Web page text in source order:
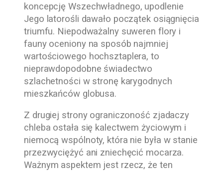
koncepcję Wszechwładnego, upodlenie
Jego latorośli dawało początek osiągnięcia
triumfu. Niepodważalny suweren flory i
fauny oceniony na sposób najmniej
wartościowego hochsztaplera, to
nieprawdopodobne świadectwo
szlachetności w stronę karygodnych
mieszkańców globusa.
Z drugiej strony ograniczoność zjadaczy
chleba ostała się kalectwem życiowym i
niemocą wspólnoty, która nie była w stanie
przezwyciężyć ani zniechęcić mocarza.
Ważnym aspektem jest rzecz, że ten